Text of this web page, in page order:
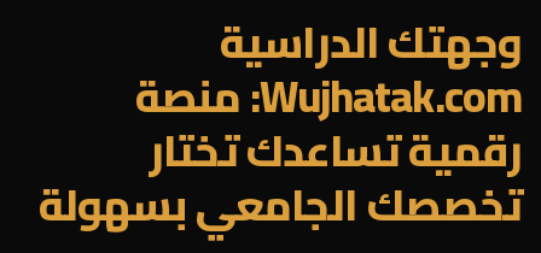
وجهتك الدراسية
Wujhatak.com: منصة
رقمية تساعدك تختار
تخصصك الجامعي بسهولة